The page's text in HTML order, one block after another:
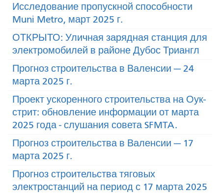
Исследование пропускной способности
Muni Metro, март 2025 г.
ОТКРЫТО: Уличная зарядная станция для
электромобилей в районе Дубос Триангл
Прогноз строительства в Валенсии — 24
марта 2025 г.
Проект ускоренного строительства на Оук-
стрит: обновление информации от марта
2025 года - слушания совета SFMTA.
Прогноз строительства в Валенсии — 17
марта 2025 г.
Прогноз строительства тяговых
электростанций на период с 17 марта 2025